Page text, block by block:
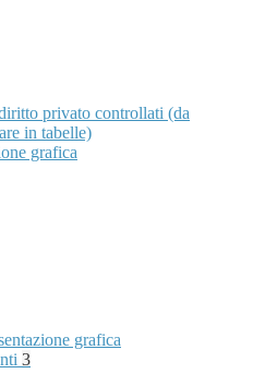
privato controllati (da
in tabelle)
grafica
grafica
3